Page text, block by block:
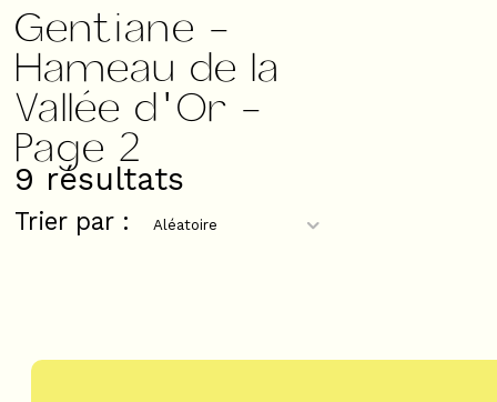
Gentiane -
Hameau de la
Vallée d'Or -
Page 2
9 résultats
Trier par :